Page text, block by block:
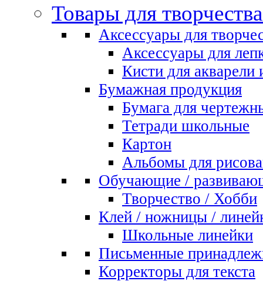
Товары для
Аксессуары для
Аксессуары для
Кисти для акварели
Бумажная продукция
Бумага для
Тетради школьные
Картон
Альбомы для
Обучающие /
Творчество / Хобби
Клей / ножницы /
Школьные линейки
Письменные
Корректоры для текста